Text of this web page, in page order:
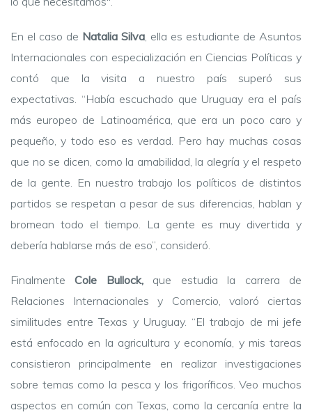
En el caso de Natalia Silva, ella es estudiante de Asuntos
Internacionales con especialización en Ciencias Políticas y
contó que la visita a nuestro país superó sus
expectativas. “Había escuchado que Uruguay era el país
más europeo de Latinoamérica, que era un poco caro y
pequeño, y todo eso es verdad. Pero hay muchas cosas
que no se dicen, como la amabilidad, la alegría y el respeto
de la gente. En nuestro trabajo los políticos de distintos
partidos se respetan a pesar de sus diferencias, hablan y
bromean todo el tiempo. La gente es muy divertida y
debería hablarse más de eso”, consideró.
FinalmenteCole Bullock, que estudia la carrera de
Relaciones Internacionales y Comercio, valoró ciertas
similitudes entre Texas y Uruguay. “El trabajo de mi jefe
está enfocado en la agricultura y economía, y mis tareas
consistieron principalmente en realizar investigaciones
sobre temas como la pesca y los frigoríficos. Veo muchos
aspectos en común con Texas, como la cercanía entre la